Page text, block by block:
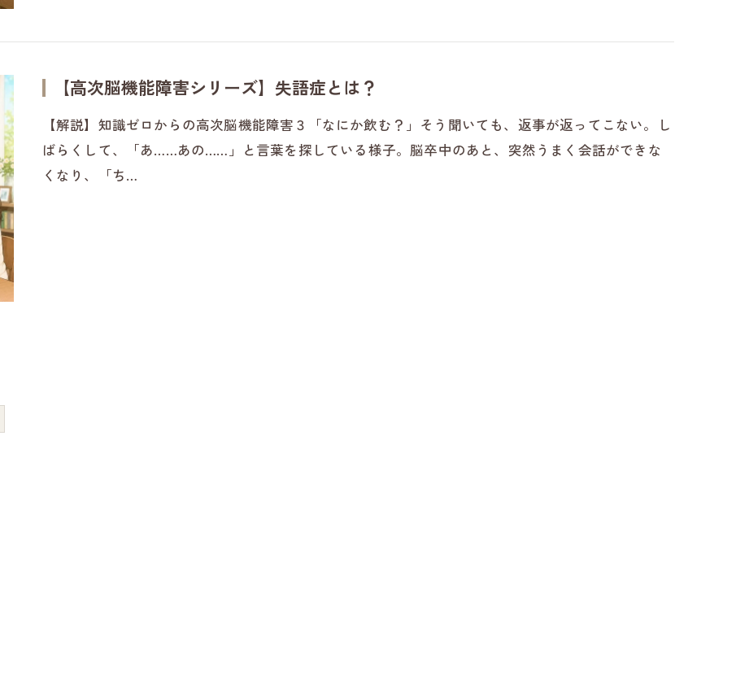
【高次脳機能障害シリーズ】失語症とは？
【解説】知識ゼロからの高次脳機能障害３「なにか飲む？」そう聞いても、返事が返ってこない。し
ばらくして、「あ……あの……」と言葉を探している様子。脳卒中のあと、突然うまく会話ができな
くなり、「ち…